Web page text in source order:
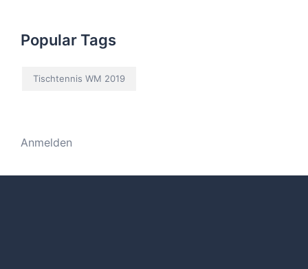
Popular Tags
Tischtennis WM 2019
Anmelden